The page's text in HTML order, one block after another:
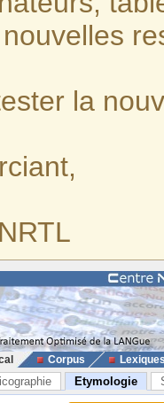
la
Corpus
Etymologie